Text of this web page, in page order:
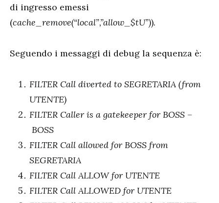
di ingresso emessi
(cache_remove(“local”,”allow_$tU”)).
Seguendo i messaggi di debug la sequenza è:
FILTER Call diverted to SEGRETARIA (from
UTENTE)
FILTER Caller is a gatekeeper for BOSS –
BOSS
FILTER Call allowed for BOSS from
SEGRETARIA
FILTER Call ALLOW for UTENTE
FILTER Call ALLOWED for UTENTE